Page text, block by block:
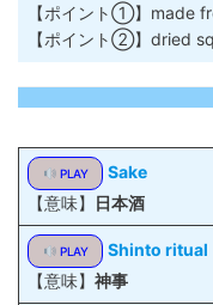
【ポイント①】made
【ポイント②】dried
PLAY
Sake
【意味】
日本酒
PLAY
Shinto ritual
【意味】 神事